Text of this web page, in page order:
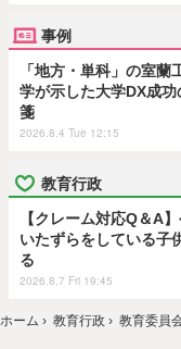
事例
「地方・単科」の室蘭
学が示した大学DX成功
箋
2026.8.4 Tue 12:15
教育行政
【クレーム対応Q＆A
いたずらをしている子
る
2026.8.7 Fri 19:45
ホーム › 教育行政 › 教育委員